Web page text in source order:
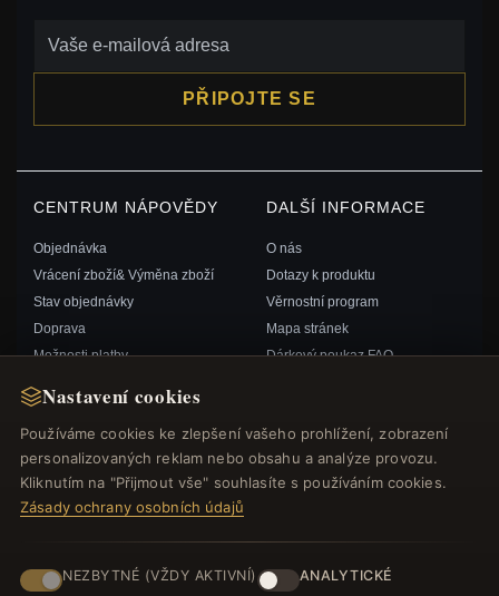
Nastavení cookies
Používáme cookies ke zlepšení vašeho prohlížení, zobrazení
personalizovaných reklam nebo obsahu a analýze provozu.
Kliknutím na "Přijmout vše" souhlasíte s používáním cookies.
Zásady ochrany osobních údajů
NEZBYTNÉ (VŽDY AKTIVNÍ) ANALYTICKÉ
PŘIPOJTE SE
CENTRUM NÁPOVĚDY
Objednávka
Vrácení zboží& Výměna zboží
Stav objednávky
Doprava
Možnosti platby
Kontaktujte nás
DALŠÍ INFORMACE
O nás
Dotazy k produktu
Věrnostní program
Mapa stránek
Dárkový poukaz FAQ
RYCHLÉ ODKAZY
Nové produkty
Speciální nabídky
Blog
SLEDUJTE NÁS